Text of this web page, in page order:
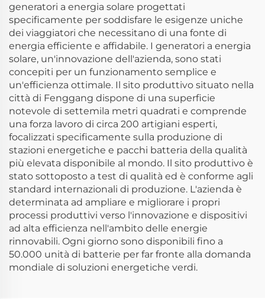
generatori a energia solare progettati
specificamente per soddisfare le esigenze uniche
dei viaggiatori che necessitano di una fonte di
energia efficiente e affidabile. I generatori a energia
solare, un'innovazione dell'azienda, sono stati
concepiti per un funzionamento semplice e
un'efficienza ottimale. Il sito produttivo situato nella
città di Fenggang dispone di una superficie
notevole di settemila metri quadrati e comprende
una forza lavoro di circa 200 artigiani esperti,
focalizzati specificamente sulla produzione di
stazioni energetiche e pacchi batteria della qualità
più elevata disponibile al mondo. Il sito produttivo è
stato sottoposto a test di qualità ed è conforme agli
standard internazionali di produzione. L'azienda è
determinata ad ampliare e migliorare i propri
processi produttivi verso l'innovazione e dispositivi
ad alta efficienza nell'ambito delle energie
rinnovabili. Ogni giorno sono disponibili fino a
50.000 unità di batterie per far fronte alla domanda
mondiale di soluzioni energetiche verdi.